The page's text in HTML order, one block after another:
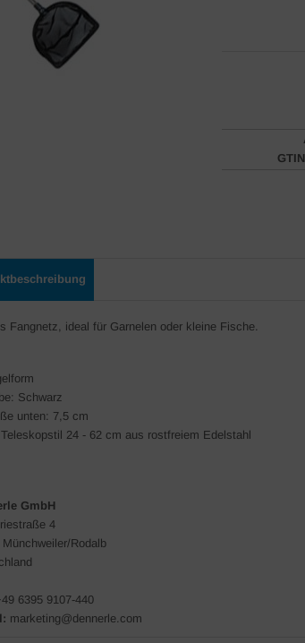
Fangnetz, ideal für Garnelen oder kleine Fische.
Schwarz
unten: 7,5 cm
24 - 62 cm aus rostfreiem Edelstahl
GmbH
4
Münchweiler/Rodalb
6395 9107-440
marketing@dennerle.com